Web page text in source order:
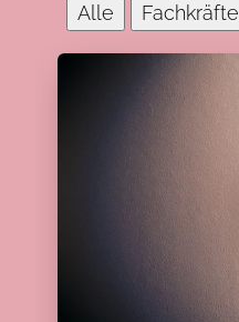
Alle Fachkräfte